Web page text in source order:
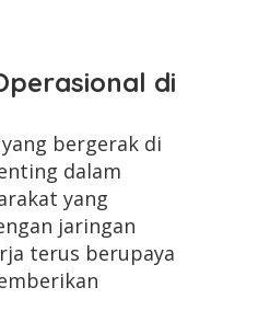
di
bergerak di
dalam
yang
jaringan
terus berupaya